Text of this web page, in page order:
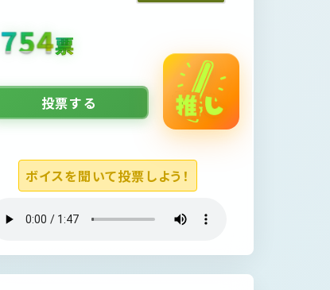
1208票
投票する
ボイスを聞いて投票しよう！